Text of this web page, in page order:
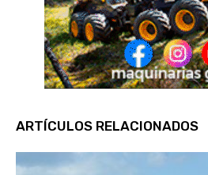
ARTÍCULOS RELACIONADOS